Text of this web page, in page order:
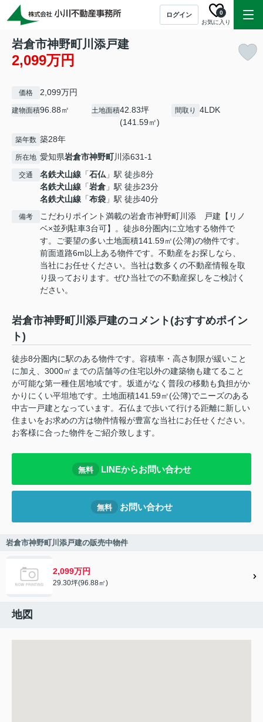
ログイン
お気に入り
0
岩倉市神野町川添戸建
2,099万円
価格 2,099万円
建物面積96.88㎡ 土地面積42.83坪
(141.59㎡)
間取り 4LDK
築年数 築28年
所在地 愛知県岩倉市神野町川添631-1
交通 名鉄犬山線 「石仏 」駅 徒歩8分
名鉄犬山線 「岩倉 」駅 徒歩23分
名鉄犬山線 「布袋 」駅 徒歩40分
備考
こだわりポイント満載の岩倉市神野町川添 戸建【リノ
ベ×並列駐車3台可】。徒歩8分圏内に立地する物件で
す。ご要望の多い土地面積141.59㎡(公簿)の物件です。
前面道路6m以上ある物件です。不動産をお探しなら、
当社にお任せください。当社は数多くの不動産情報を取
り扱っております。ぜひ当社での不動産探しをご検討く
ださい。
岩倉市神野町川添戸建のコメント(おすすめポイン
ト)
徒歩8分圏内に駅のある物件です。容積率・高さ制限が緩いこと
に加え、3000㎡までの店舗等の住宅以外の建築物も建てること
が可能な第一種住居地域です。坂道がなく普段の移動も負担がか
かりにくい平坦地です。土地面積141.59㎡(公簿)でニーズのある
中古一戸建となっています。石仏まで歩いて行ける距離に新しい
住まいをお求めの方は物件情報が豊富な当社にお任せください。
お客様に合った物件をご紹介致します。
無料 LINEからお問い合わせ
無料 お問い合わせ
岩倉市神野町川添戸建の販売中物件
2,099万円
29.30坪(96.88㎡)
地図